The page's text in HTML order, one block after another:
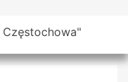
Częstochowa"